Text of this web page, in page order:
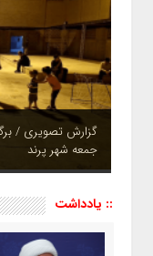
چشم نوازی بوستان
:: یادداشت